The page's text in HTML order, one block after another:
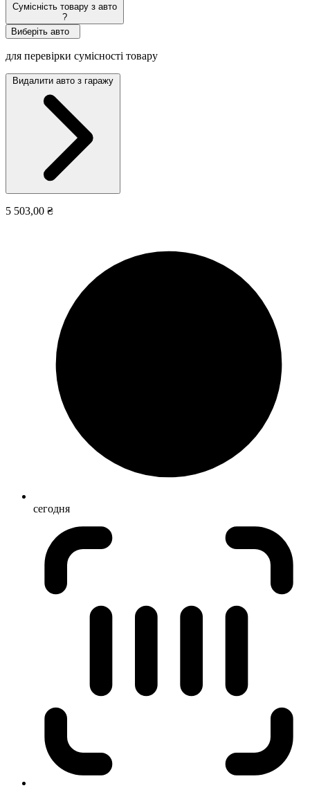
Сумісність товару з авто
?
Виберіть авто
для перевірки сумісності товару
Видалити авто з гаражу
5 503,00 ₴
сегодня